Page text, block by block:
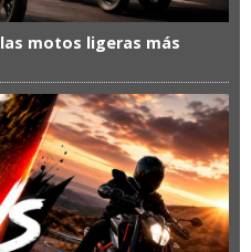
motos ligeras más